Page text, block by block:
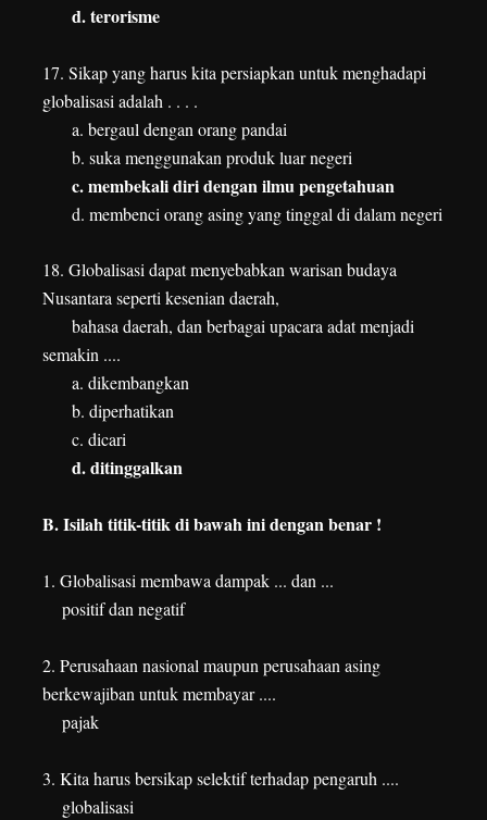
d. terorisme
17. Sikap yang harus kita persiapkan untuk menghadapi
globalisasi adalah . . . .
a. bergaul dengan orang pandai
b. suka menggunakan produk luar negeri
c. membekali diri dengan ilmu pengetahuan
d. membenci orang asing yang tinggal di dalam negeri
18. Globalisasi dapat menyebabkan warisan budaya
Nusantara seperti kesenian daerah,
bahasa daerah, dan berbagai upacara adat menjadi
semakin ....
a. dikembangkan
b. diperhatikan
c. dicari
d. ditinggalkan
B. Isilah titik-titik di bawah ini dengan benar !
1. Globalisasi membawa dampak ... dan ...
positif dan negatif
2. Perusahaan nasional maupun perusahaan asing
berkewajiban untuk membayar ....
pajak
3. Kita harus bersikap selektif terhadap pengaruh ....
globalisasi